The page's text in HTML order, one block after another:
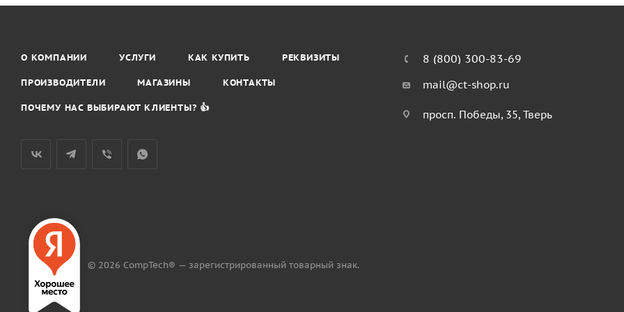
О КОМПАНИИ УСЛУГИ КАК КУПИТЬ РЕКВИЗИТЫ
ПРОИЗВОДИТЕЛИ МАГАЗИНЫ КОНТАКТЫ
ПОЧЕМУ НАС ВЫБИРАЮТ КЛИЕНТЫ? 👍
8 (800) 300-83-69
mail@ct-shop.ru
просп. Победы, 35, Тверь
© 2026 CompTech® — зарегистрированный товарный знак.